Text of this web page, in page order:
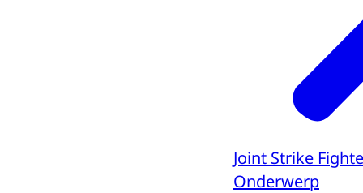
Joint Strike
Onderwerp